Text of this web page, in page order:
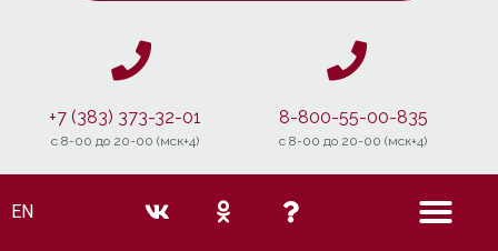
+7 (383) 373-32-01
c 8-00 до 20-00 (мск+4)
8-800-55-00-835
c 8-00 до 20-00 (мск+4)
EN